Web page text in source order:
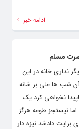
ادامه خبر
مسلم
نداری خانه در این
آن شب ها علی بر شانه
نخواهی کرد یک
نیستجز طوعه هرگز
برایت دادشد نیزه دار